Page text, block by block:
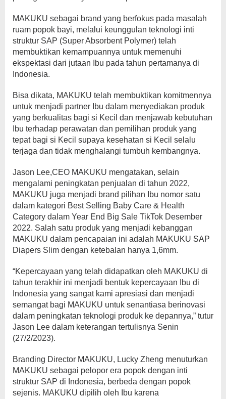
MAKUKU sebagai brand yang berfokus pada masalah
ruam popok bayi, melalui keunggulan teknologi inti
struktur SAP (Super Absorbent Polymer) telah
membuktikan kemampuannya untuk memenuhi
ekspektasi dari jutaan Ibu pada tahun pertamanya di
Indonesia.
Bisa dikata, MAKUKU telah membuktikan komitmennya
untuk menjadi partner Ibu dalam menyediakan produk
yang berkualitas bagi si Kecil dan menjawab kebutuhan
Ibu terhadap perawatan dan pemilihan produk yang
tepat bagi si Kecil supaya kesehatan si Kecil selalu
terjaga dan tidak menghalangi tumbuh kembangnya.
Jason Lee,CEO MAKUKU mengatakan, selain
mengalami peningkatan penjualan di tahun 2022,
MAKUKU juga menjadi brand pilihan Ibu nomor satu
dalam kategori Best Selling Baby Care & Health
Category dalam Year End Big Sale TikTok Desember
2022. Salah satu produk yang menjadi kebanggan
MAKUKU dalam pencapaian ini adalah MAKUKU SAP
Diapers Slim dengan ketebalan hanya 1,6mm.
“Kepercayaan yang telah didapatkan oleh MAKUKU di
tahun terakhir ini menjadi bentuk kepercayaan Ibu di
Indonesia yang sangat kami apresiasi dan menjadi
semangat bagi MAKUKU untuk senantiasa berinovasi
dalam peningkatan teknologi produk ke depannya,” tutur
Jason Lee dalam keterangan tertulisnya Senin
(27/2/2023).
Branding Director MAKUKU, Lucky Zheng menuturkan
MAKUKU sebagai pelopor era popok dengan inti
struktur SAP di Indonesia, berbeda dengan popok
sejenis. MAKUKU dipilih oleh Ibu karena